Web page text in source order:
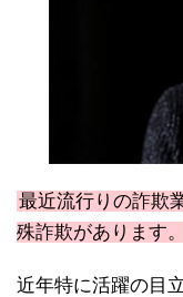
最近流行りの詐欺
殊詐欺があります。
近年特に活躍の目